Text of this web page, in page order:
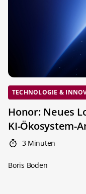
TECHNOLOGIE &
Honor: Neues
KI-Ökosystem-
3 Minuten
Boris Boden